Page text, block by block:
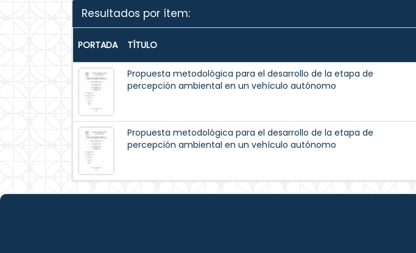
Resultados por ítem:
PORTADA TÍTULO
Propuesta metodológica para el desarrollo de la etapa de
percepción ambiental en un vehículo autónomo
Propuesta metodológica para el desarrollo de la etapa de
percepción ambiental en un vehículo autónomo